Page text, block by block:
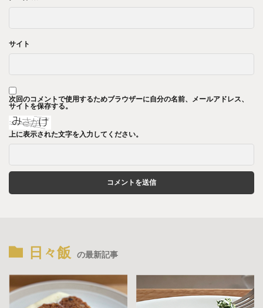
サイト
次回のコメントで使用するためブラウザーに自分の名前、メールアドレス、
サイトを保存する。
上に表示された文字を入力してください。
日々飯 の最新記事